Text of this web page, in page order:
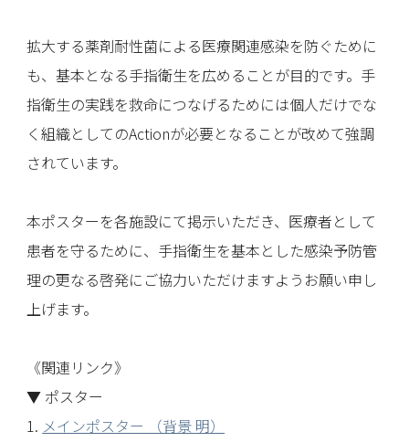
拡大する薬剤耐性菌による医療関連感染を防ぐために
も、基本となる手指衛生を広めることが目的です。手
指衛生の実践を救命につなげるためには個人だけでな
く組織としてのActionが必要となることが改めて強調
されています。
本ポスターを各施設にて掲示いただき、医療者として
患者を守るために、手指衛生を基本とした感染予防管
理の更なる啓発にご協力いただけますようお願い申し
上げます。
《関連リンク》
▼ ポスター
1. メインポスター （背景 明）